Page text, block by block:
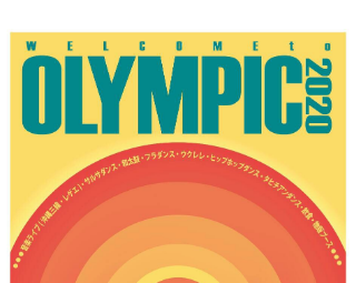
WAVE HUNTER波予想ツール
ニュース
サーフィンエリアガイド
会員メニュー
今月のプレゼント
アート＆エンタメ
トラベル
ショップ情報
ショップ情報
湘南
ウラナミ
お知らせ